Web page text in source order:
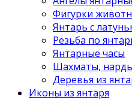
Фигурки
Янтарь с
Резьба по
Янтарные часы
Шахматы,
Деревья из
Иконы из янтаря